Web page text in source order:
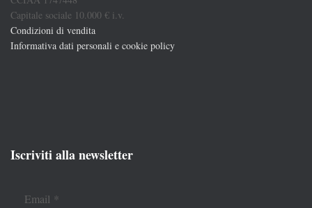
Capitale sociale 10.000 € i.v.
Condizioni di vendita
Informativa dati personali e cookie policy
Iscriviti alla newsletter
Email *